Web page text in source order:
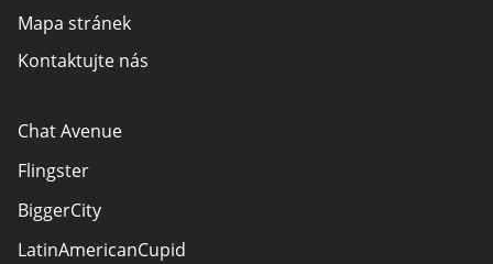
Mapa stránek
Kontaktujte nás
Chat Avenue
Flingster
BiggerCity
LatinAmericanCupid